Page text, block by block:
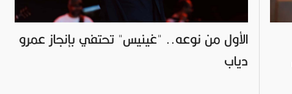
الأول من نوعه.. "غينيس" تحتفي بإنجاز عمرو
دياب